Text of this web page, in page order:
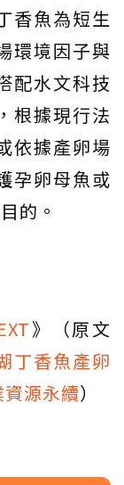
香魚為短生
環境因子與
配水文科技
根據現行法
依據產卵場
孕卵母魚或
的。
》（原文
丁香魚產卵
源永續）